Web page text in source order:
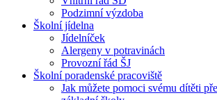
Podzimní výzdoba
Školní jídelna
Jídelníček
Alergeny v potravinách
Provozní řád ŠJ
Školní poradenské pracoviště
Jak můžete pomoci svému dítěti